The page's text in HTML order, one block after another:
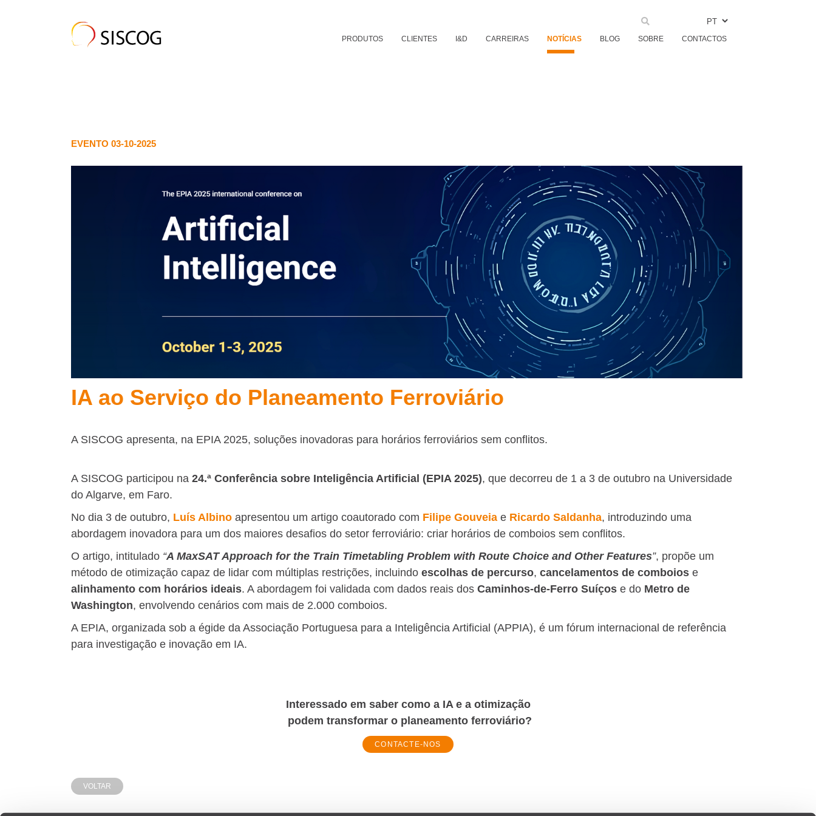
PT
PRODUTOS CLIENTES I&D CARREIRAS NOTÍCIAS BLOG SOBRE CONTACTOS
EVENTO 03-10-2025
IA ao Serviço do Planeamento Ferroviário
A SISCOG apresenta, na EPIA 2025, soluções inovadoras para horários ferroviários sem conflitos.
A SISCOG participou na 24.ª Conferência sobre Inteligência Artificial (EPIA 2025), que decorreu de 1 a 3 de outubro na Universidade
do Algarve, em Faro.
No dia 3 de outubro, Luís Albino apresentou um artigo coautorado com Filipe Gouveia e Ricardo Saldanha, introduzindo uma
abordagem inovadora para um dos maiores desafios do setor ferroviário: criar horários de comboios sem conflitos.
O artigo, intitulado “A MaxSAT Approach for the Train Timetabling Problem with Route Choice and Other Features”, propõe um
método de otimização capaz de lidar com múltiplas restrições, incluindo escolhas de percurso, cancelamentos de comboios e
alinhamento com horários ideais. A abordagem foi validada com dados reais dos Caminhos-de-Ferro Suíços e do Metro de
Washington, envolvendo cenários com mais de 2.000 comboios.
A EPIA, organizada sob a égide da Associação Portuguesa para a Inteligência Artificial (APPIA), é um fórum internacional de referência
para investigação e inovação em IA.
Interessado em saber como a IA e a otimização
podem transformar o planeamento ferroviário?
CONTACTE-NOS
VOLTAR